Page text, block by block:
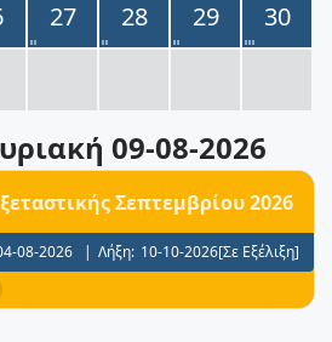
27 28 29
30
09-08-2026
Σεπτεμβρίου 2026
08-2026 | Λήξη: 10-10-2026[Σε Εξέλιξη]